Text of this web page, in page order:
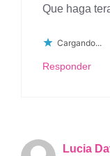
Que haga
Cargando...
Responder
Lucia